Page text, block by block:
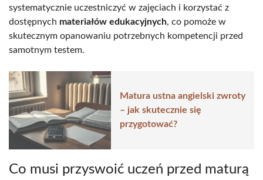
systematycznie uczestniczyć w zajęciach i korzystać z
dostępnych materiałów edukacyjnych, co pomoże w
skutecznym opanowaniu potrzebnych kompetencji przed
samotnym testem.
Matura ustna angielski zwroty
– jak skutecznie się
przygotować?
Co musi przyswoić uczeń przed maturą